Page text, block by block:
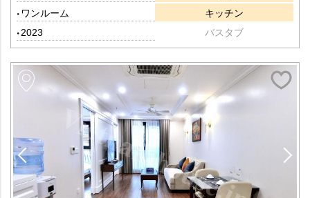
ワンルーム
2023
キッチン
バスタブ